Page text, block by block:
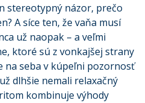
stereotypný názor, prečo
A síce ten, že vaňa musí
už naopak – a veľmi
ktoré sú z vonkajšej strany
na seba v kúpeľni pozornosť
dlhšie nemali relaxačný
kombinuje výhody